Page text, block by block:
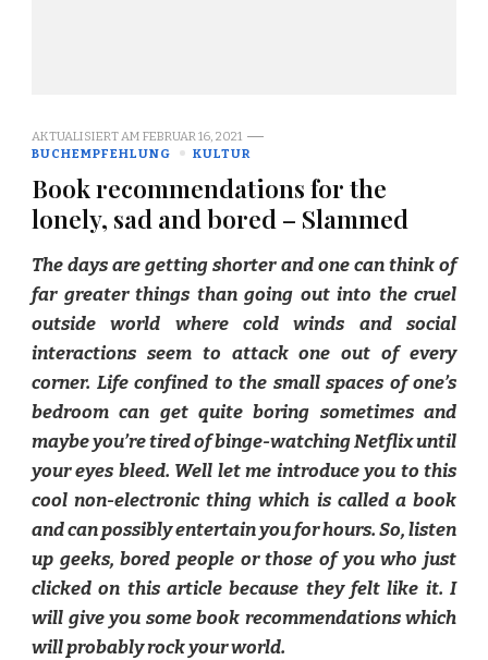
AKTUALISIERT AM FEBRUAR 16, 2021
BUCHEMPFEHLUNG
KULTUR
Book recommendations for the
lonely, sad and bored – Slammed
The days are getting shorter and one can think of
far greater things than going out into the cruel
outside world where cold winds and social
interactions seem to attack one out of every
corner. Life confined to the small spaces of one’s
bedroom can get quite boring sometimes and
maybe you’re tired of binge-watching Netflix until
your eyes bleed. Well let me introduce you to this
cool non-electronic thing which is called a book
and can possibly entertain you for hours. So, listen
up geeks, bored people or those of you who just
clicked on this article because they felt like it. I
will give you some book recommendations which
will probably rock your world.